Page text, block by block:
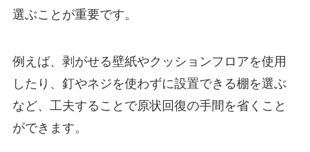
選ぶことが重要です。
例えば、剥がせる壁紙やクッションフロアを使用
したり、釘やネジを使わずに設置できる棚を選ぶ
など、工夫することで原状回復の手間を省くこと
ができます。